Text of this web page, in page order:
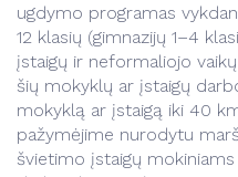
ugdymo programas
12 klasių (gimnazijų 1–4
įstaigų ir neformaliojo
šių mokyklų ar įstaigų
mokyklą ar įstaigą iki 40
pažymėjime nurodytu
švietimo įstaigų